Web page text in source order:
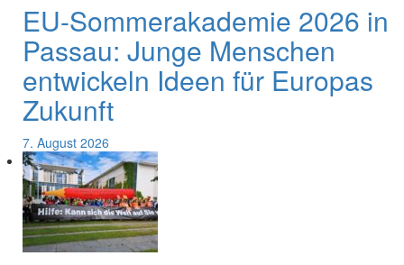
EU-Sommerakademie 2026 in
Passau: Junge Menschen
entwickeln Ideen für Europas
Zukunft
7. August 2026